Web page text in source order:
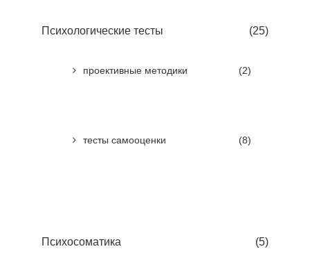
Психологические тесты (25)
проективные методики (2)
тесты самооценки (8)
Психосоматика (5)